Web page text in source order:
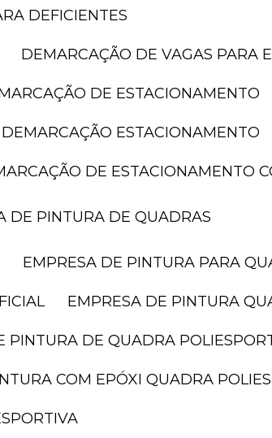
DEFICIENTES
DEMARCAÇÃO DE VAGAS PARA
DE ESTACIONAMENTO
DEMARCAÇÃO ESTACIONAMENTO
DE ESTACIONAMENTO
DE PINTURA DE QUADRAS
EMPRESA DE PINTURA PARA
EMPRESA DE PINTURA
PINTURA DE QUADRA
COM EPÓXI QUADRA